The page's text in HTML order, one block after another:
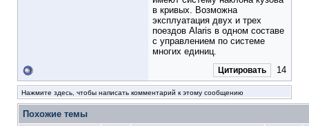
в кривых. Возможна
эксплуатация двух и трех
поездов Alaris в одном составе
с управлением по системе
многих единиц.
Цитировать 14
Нажмите здесь, чтобы написать комментарий к этому сообщению
Похожие темы